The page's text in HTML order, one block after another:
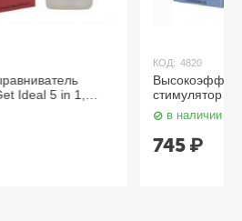
Высокоэффективный
cтимулятор роста ногтей, Hi-
Speed Growth 12,5 мл. IQ Beauty